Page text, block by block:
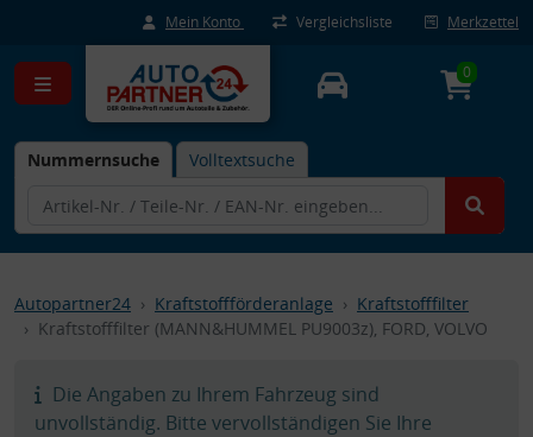
Mein Konto Vergleichsliste Merkzettel
Nummernsuche Volltextsuche
0
Autopartner24 Kraftstoffförderanlage
Kraftstofffilter
Kraftstofffilter (MANN&HUMMEL PU9003z), FORD, VOLVO
Die Angaben zu Ihrem Fahrzeug sind
unvollständig. Bitte vervollständigen Sie Ihre